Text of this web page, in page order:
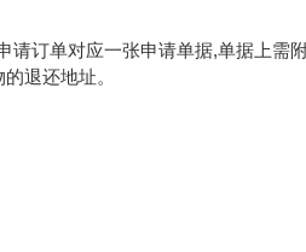
订单对应一张申请单据,单据上需
退还地址。